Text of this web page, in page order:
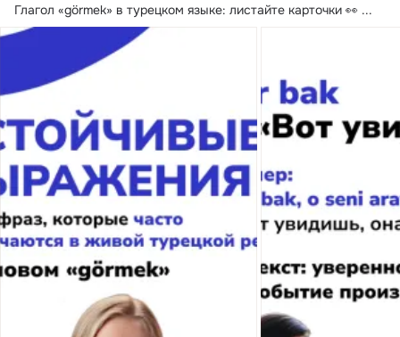
Глагол «görmek» в турецком языке: листайте карточки 👀 ...